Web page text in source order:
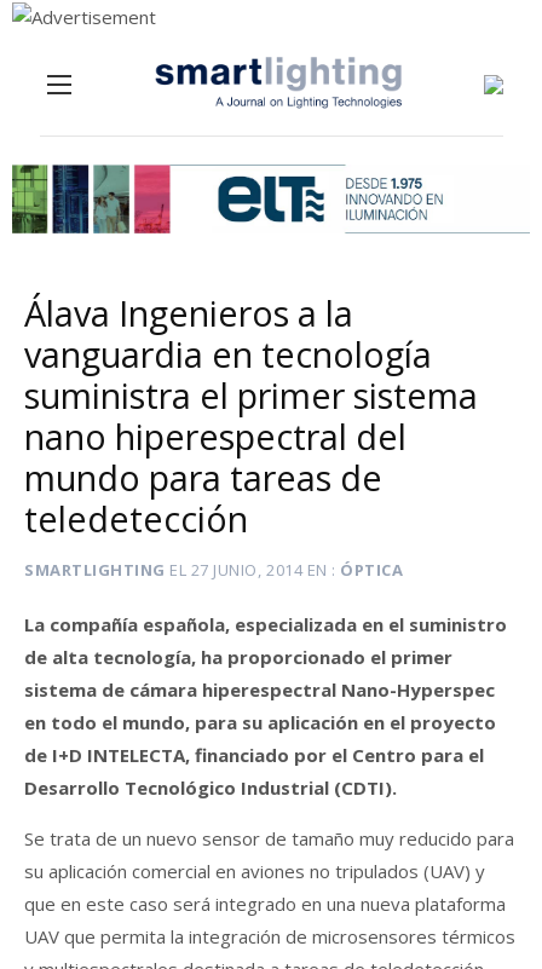
Álava Ingenieros a la
vanguardia en tecnología
suministra el primer sistema
nano hiperespectral del
mundo para tareas de
teledetección
SMARTLIGHTING EL 27 JUNIO, 2014EN ÓPTICA
La compañía española, especializada en el suministro
de alta tecnología, ha proporcionado el primer
sistema de cámara hiperespectral Nano-Hyperspec
en todo el mundo, para su aplicación en el proyecto
de I+D INTELECTA, financiado por el Centro para el
Desarrollo Tecnológico Industrial (CDTI).
Se trata de un nuevo sensor de tamaño muy reducido para
su aplicación comercial en aviones no tripulados (UAV) y
que en este caso será integrado en una nueva plataforma
UAV que permita la integración de microsensores térmicos